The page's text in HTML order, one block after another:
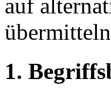
auf
1.